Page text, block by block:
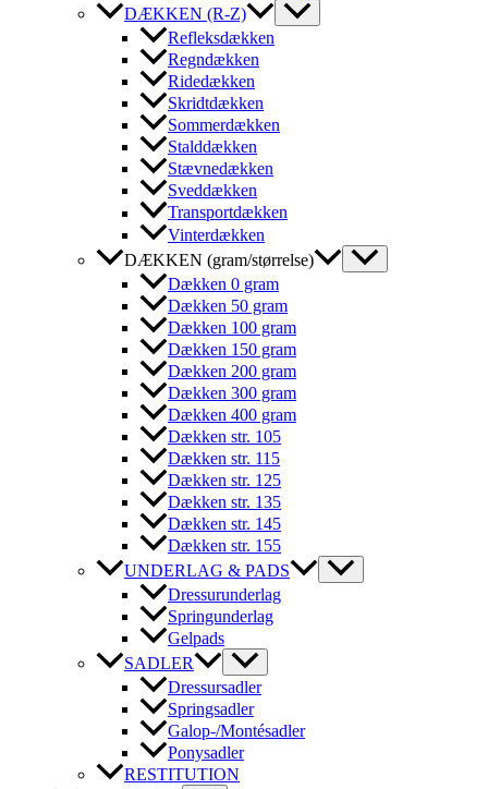
DÆKKEN (R-Z)
Refleksdækken
Regndækken
Ridedækken
Skridtdækken
Sommerdækken
Stalddækken
Stævnedækken
Sveddækken
Transportdækken
Vinterdækken
DÆKKEN (gram/størrelse)
Dækken 0 gram
Dækken 50 gram
Dækken 100 gram
Dækken 150 gram
Dækken 200 gram
Dækken 300 gram
Dækken 400 gram
Dækken str. 105
Dækken str. 115
Dækken str. 125
Dækken str. 135
Dækken str. 145
Dækken str. 155
UNDERLAG & PADS
Dressurunderlag
Springunderlag
Gelpads
SADLER
Dressursadler
Springsadler
Galop-/Montésadler
Ponysadler
RESTITUTION